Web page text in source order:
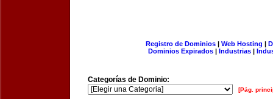
Registro de Dominios| Web Hosting |
Dominios Expirados | Industrias |
Categorías de Dominio:
[Pág.